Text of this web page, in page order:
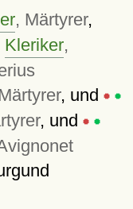
, Märtyrer,
Kleriker,
, und
, und